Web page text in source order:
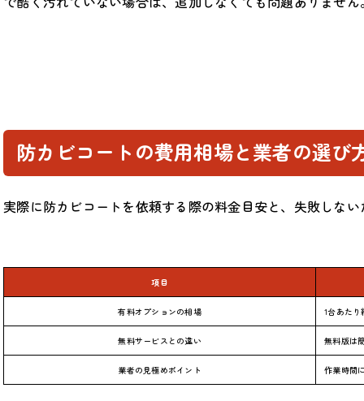
防カビコートの費用相場と業者の選び
実際に防カビコートを依頼する際の料金目安と、失敗しな
項目
有料オプションの相場 1台あたり
無料サービスとの違い 無料版は
業者の見極めポイント 作業時間